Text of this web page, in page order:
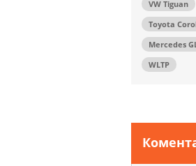
VW Tiguan
Toyota
Mercedes
WLTP